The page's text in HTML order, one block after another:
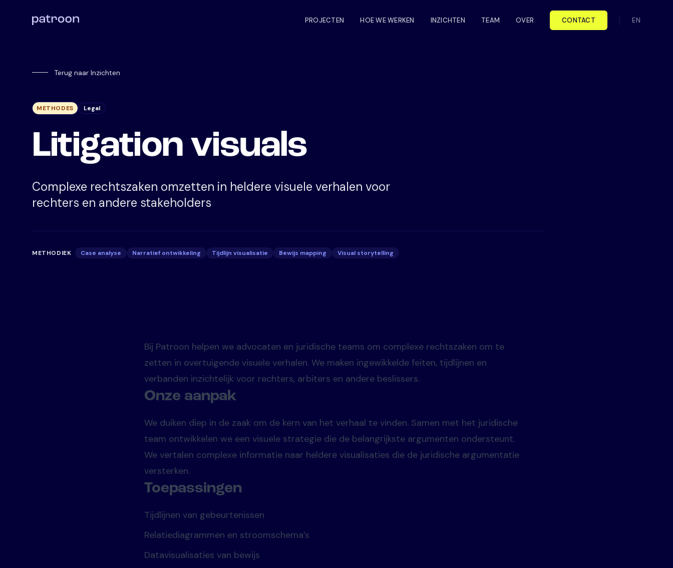
PROJECTEN HOE WE WERKEN INZICHTEN TEAM OVER CONTACT EN
Terug naar Inzichten
METHODES Legal
Litigation visuals
Complexe rechtszaken omzetten in heldere visuele verhalen voor
rechters en andere stakeholders
METHODIEK Case analyse Narratief ontwikkeling Tijdlijn visualisatie Bewijs mapping Visual storytelling
Bij Patroon helpen we advocaten en juridische teams om complexe rechtszaken om te
zetten in overtuigende visuele verhalen. We maken ingewikkelde feiten, tijdlijnen en
verbanden inzichtelijk voor rechters, arbiters en andere beslissers.
Onze aanpak
We duiken diep in de zaak om de kern van het verhaal te vinden. Samen met het juridische
team ontwikkelen we een visuele strategie die de belangrijkste argumenten ondersteunt.
We vertalen complexe informatie naar heldere visualisaties die de juridische argumentatie
versterken.
Toepassingen
Tijdlijnen van gebeurtenissen
Relatiediagrammen en stroomschema’s
Datavisualisaties van bewijs